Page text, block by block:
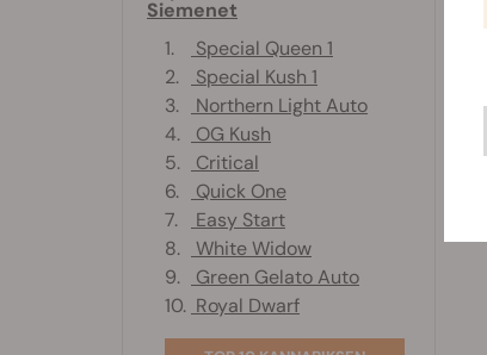
Siemenet
1.
Special Queen 1
2.
Special Kush 1
3.
Northern Light Auto
4.
OG Kush
5.
Critical
6.
Quick One
7.
Easy Start
8.
White Widow
9.
Green Gelato Auto
10. Royal Dwarf